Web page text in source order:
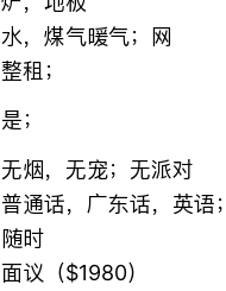
水，煤气暖气；网
整租；
是；
无烟，无宠；无派对
普通话，广东话，英语；
随时
面议（$1980）